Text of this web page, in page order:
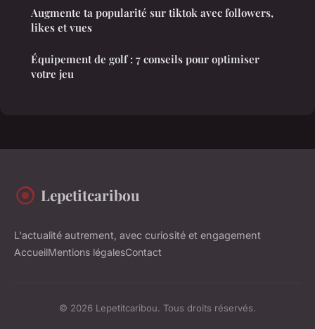
Augmente ta popularité sur tiktok avec followers,
likes et vues
Équipement de golf : 7 conseils pour optimiser
votre jeu
Lepetitcaribou
L'actualité autrement, avec curiosité et engagement
AccueilMentions légalesContact
© 2026 Lepetitcaribou. Tous droits réservés.